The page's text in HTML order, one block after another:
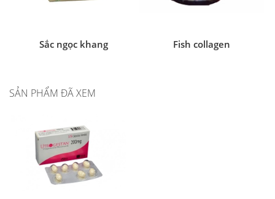
Sắc ngọc khang Fish collagen
SẢN PHẨM ĐÃ XEM